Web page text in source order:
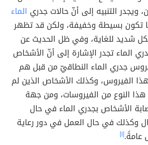
ويجدر التنبيه إلى أنّ حالات جدري الماء
تكون بسيطة وخفيفة، ولكن قد تظهر
شديد للغاية، وفي ظل الحديث عن
الماء تجدر الإشارة إلى أنّ الأشخاص
جدري الماء النطاقيّ من قبل هم
الفيروس، وكذلك الأشخاص الذين لم
النوع من الفيروسات، ومن جهة
الأشخاص بجدري الماء في حال
وكذلك في حال العمل في دور رعاية
عامةً.[١]